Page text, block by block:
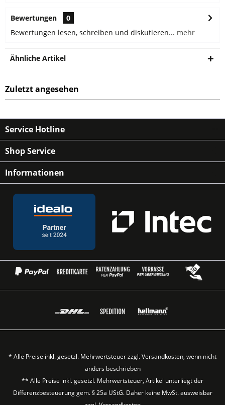
Bewertungen
0
Bewertungen lesen, schreiben und diskutieren... mehr
Ähnliche Artikel
Zuletzt angesehen
Service Hotline
Shop Service
Informationen
* Alle Preise inkl. gesetzl. Mehrwertsteuer zzgl.Versandkosten, wenn nicht
anders beschrieben
** Alle Preise inkl. gesetzl. Mehrwertsteuer, Artikel unterliegt der
Differenzbesteuerung gem. § 25a UStG. Daher keine MwSt. ausweisbar